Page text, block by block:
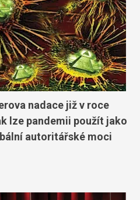
nadace již v roce
lze pandemii použít jako
autoritářské moci